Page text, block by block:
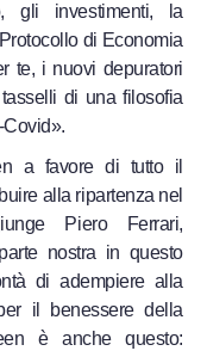
gli investimenti, la
di Economia
te, i nuovi depuratori
di una filosofia
Covid».
a favore di tutto il
alla ripartenza nel
Piero Ferrari,
nostra in questo
di adempiere alla
il benessere della
è anche questo: